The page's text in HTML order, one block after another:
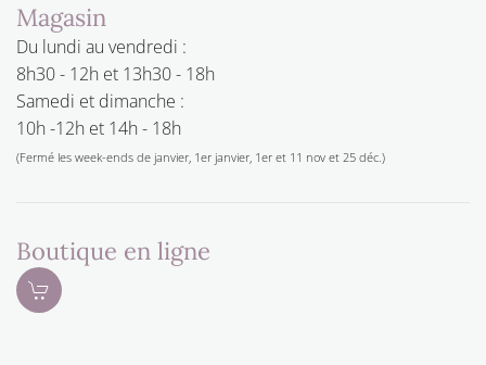
Magasin
Du lundi au vendredi :
8h30 - 12h et 13h30 - 18h
Samedi et dimanche :
10h -12h et 14h - 18h
(Fermé les week-ends de janvier, 1er janvier, 1er et 11 nov et 25 déc.)
Boutique en ligne